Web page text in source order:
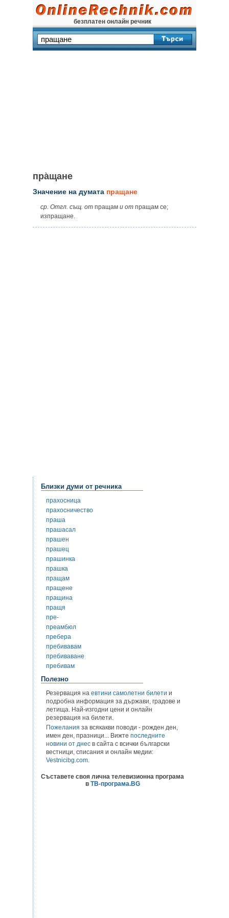
безплатен онлайн речник
пра̀щане
Значение на думата пращане
ср. Отгл. същ. от пращам и от пращам се;
изпращане.
Близки думи от речника
прахосница
прахосничество
праша
прашасал
прашен
прашец
прашинка
прашка
пращам
пращене
пращина
пращя
пре-
преамбюл
пребера
пребивавам
пребиваване
пребивам
Полезно
Резервация на евтини самолетни билети и
подробна информация за държави, градове и
летища. Най-изгодни цени и онлайн
резервация на билети.
Пожелания за всякакви поводи - рожден ден,
имен ден, празници... Вижте последните
новини от днес в сайта с всички български
вестници, списания и онлайн медии:
Vestnicibg.com.
Съставете своя лична телевизионна програма
в ТВ-програма.BG